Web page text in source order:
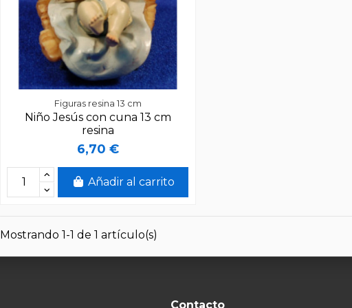
Figuras resina 13 cm
Niño Jesús con cuna 13 cm
resina
6,70 €
Añadir al carrito
Mostrando 1-1 de 1 artículo(s)
Contacto